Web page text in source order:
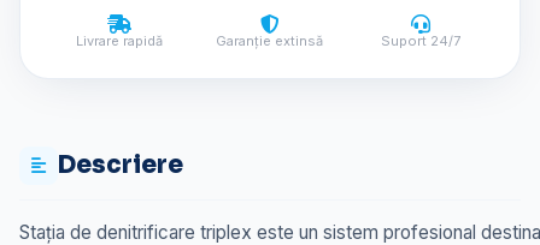
Descriere
Stația de denitrificare triplex este un sistem profesional
Livrare rapidă Garanție extinsă Suport 24/7